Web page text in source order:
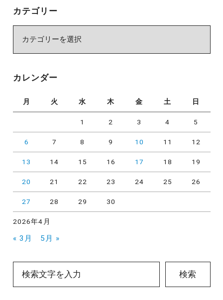
カテゴリー
ー
カレンダー
2026年4月
月 火 水 木 金 土 日
1 2 3 4 5
6 7 8 9 10 11 12
13 14 15 16 17 18 19
20 21 22 23 24 25 26
27 28 29 30
« 3月 5月 »
検索